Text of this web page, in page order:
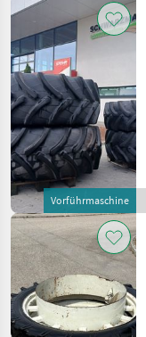
Kategorie 4
AKTUELLER
PFAD
Landtechnik
Raeder
Pneu
Felgen
Traktorraeder
KATEGORIE
WÄHLEN
Sonstige
Zurücksetzen
Vorführmaschine